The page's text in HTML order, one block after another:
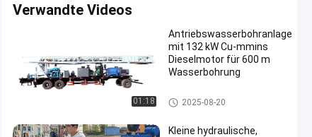
Verwandte Videos
01:18
Antriebswasserbohranlage
mit 132 kW Cu-mmins
Dieselmotor für 600 m
Wasserbohrung
Bohrmaschine für Bohrlöcher
2025-08-20
Kleine hydraulische,